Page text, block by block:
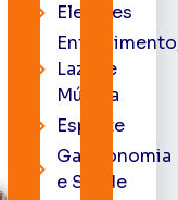
Eleições
Lazer e
Música
Esporte
Gastronomia
e Saúde